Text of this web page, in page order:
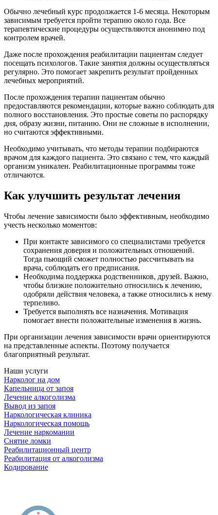
Обычно лечебный курс продолжается 1-6 месяца. Некоторым
зависимым требуется пройти терапию около года. Все
терапевтические процедуры осуществляются анонимно под
контролем врачей.
Даже после прохождения реабилитации пациентам следует
посещать психологов. Такие занятия должны осуществляться
регулярно. Это помогает закрепить результат пройденных
лечебных мероприятий.
После прохождения терапии пациентам обычно
предоставляются рекомендации, которые важно соблюдать для
полного восстановления. Это простые советы по распорядку
дня, образу жизни, питанию. Они не сложные в исполнении,
но считаются эффективными.
Необходимо учитывать, что методы терапии подбираются
врачом для каждого пациента. Это связано с тем, что каждый
организм уникален. Реабилитационные программы тоже
отличаются.
Как улучшить результат лечения
Чтобы лечение зависимости было эффективным, необходимо
учесть несколько моментов:
При контакте зависимого со специалистами требуется
сохранения доверия и положительных отношений.
Тогда пьющий сможет полностью рассчитывать на
врача, соблюдать его предписания.
Необходима поддержка родственников, друзей. Важно,
чтобы близкие положительно относились к лечению,
одобряли действия человека, а также относились к нему
терпеливо.
Требуется выполнять все назначения. Мотивация
помогает внести положительные изменения в жизнь.
При организации лечения зависимости врачи ориентируются
на представленные аспекты. Поэтому получается
благоприятный результат.
Наши услуги
Нарколог на дом
Капельница от запоя
Лечение алкоголизма
Вывод из запоя
Наркологическая клиника
Наркологическая помощь
Лечение наркомании
Снятие ломки
Реабилитационный центр
Реабилитация от алкоголизма
Кодирование